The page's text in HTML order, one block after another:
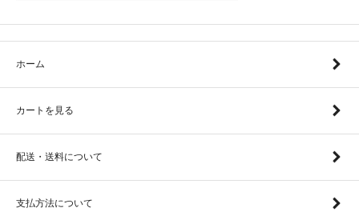
ホーム
カートを見る
配送・送料について
支払方法について